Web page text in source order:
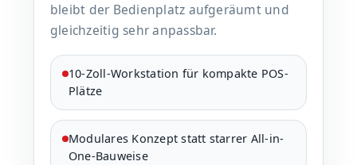
bleibt der Bedienplatz aufgeräumt und
gleichzeitig sehr anpassbar.
10-Zoll-Workstation für kompakte POS-
Plätze
Modulares Konzept statt starrer All-in-
One-Bauweise